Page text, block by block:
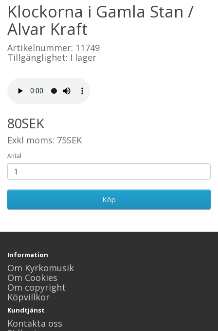
Klockorna i Gamla Stan /
Alvar Kraft
Artikelnummer: 11749
Tillgänglighet: I lager
80SEK
Exkl moms: 75SEK
Antal
Köp
Information
Om Kyrkomusik
Om Cookies
Om copyright
Köpvillkor
Kundtjänst
Kontakta oss